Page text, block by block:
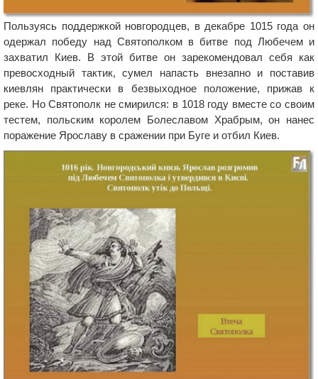
Пользуясь поддержкой новгородцев, в декабре 1015 года он
одержал победу над Святополком в битве под Любечем и
захватил Киев. В этой битве он зарекомендовал себя как
превосходный тактик, сумел напасть внезапно и поставив
киевлян практически в безвыходное положение, прижав к
реке. Но Святополк не смирился: в 1018 году вместе со своим
тестем, польским королем Болеславом Храбрым, он нанес
поражение Ярославу в сражении при Буге и отбил Киев.